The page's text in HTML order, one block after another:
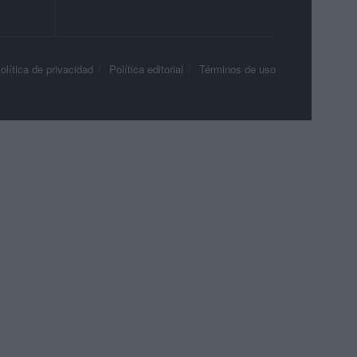
de privacidad Política editorial Términos de uso